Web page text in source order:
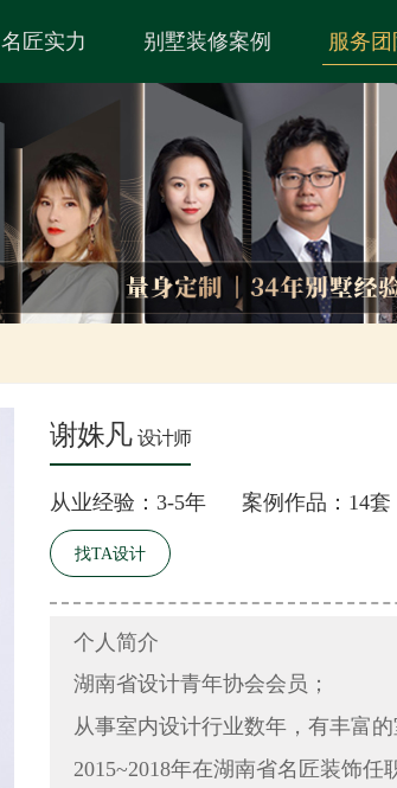
名匠实力 别墅装修案例 服务团
谢姝凡 设计师
从业经验：3-5年 案例作品：14
找TA设计
个人简介
湖南省设计青年协会会员；
从事室内设计行业数年，有丰富
2015~2018年在湖南省名匠装饰任